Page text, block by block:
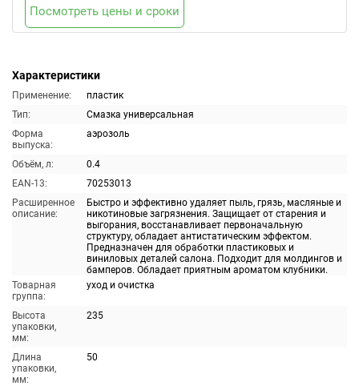
Характеристики
Применение:
пластик
Тип:
Смазка универсальная
Форма
выпуска:
аэрозоль
Объём, л:
0.4
EAN-13:
70253013
Расширенное
описание:
Быстро и эффективно удаляет пыль, грязь, масляные и
никотиновые загрязнения. Защищает от старения и
выгорания, восстанавливает первоначальную
структуру, обладает антистатическим эффектом.
Предназначен для обработки пластиковых и
виниловых деталей салона. Подходит для молдингов и
бамперов. Обладает приятным ароматом клубники.
Товарная
группа:
уход и очистка
Высота
упаковки,
мм:
235
Длина
упаковки,
мм:
50
Посмотреть цены и сроки